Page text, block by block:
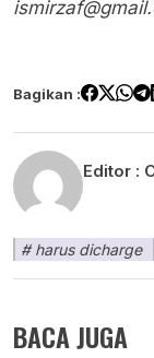
Bagikan :
Editor :
harus dicharge
BACA JUGA